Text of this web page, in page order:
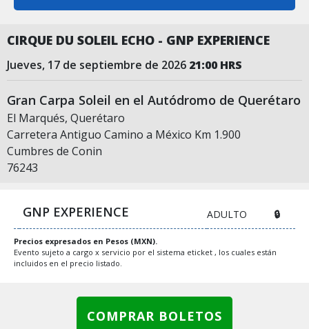
CIRQUE DU SOLEIL ECHO - GNP EXPERIENCE
jueves, 17 de septiembre de 2026 21:00 HRS
Gran Carpa Soleil en el Autódromo de Querétaro
El Marqués, Querétaro
Carretera Antiguo Camino a México Km 1.900
Cumbres de Conin
76243
GNP EXPERIENCE ADULTO 🔒
Precios expresados en Pesos (MXN).
Evento sujeto a cargo x servicio por el sistema eticket , los cuales están
incluidos en el precio listado.
COMPRAR BOLETOS